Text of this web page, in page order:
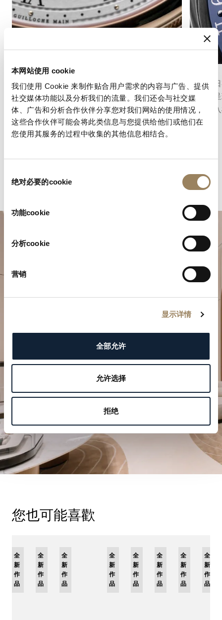
本网站使用 cookie
我们使用 Cookie 来制作贴合用户需求的内容与广告、提供
社交媒体功能以及分析我们的流量。我们还会与社交媒
体、广告和分析合作伙伴分享您对我们网站的使用情况，
这些合作伙伴可能会将此类信息与您提供给他们或他们在
您使用其服务的过程中收集的其他信息相结合。
绝对必要的cookie
功能cookie
分析cookie
营销
显示详情
全部允许
允许选择
拒绝
秒數顯示
秒針顯示功能可以精確地指示時間的流逝。根據
機芯的不同結構，它可以採用中央秒針或偏心小
秒盤，並融入錶盤的整體佈局之中。
腕錶的
曆盤來
準地融
衡。
於我們的精品店探索寶璣的製錶作品。
預約參觀
您也可能喜歡
全
新
作
品
全
新
作
品
全
新
作
品
全
新
作
品
全
新
作
品
全
新
作
品
全
新
作
品
全
新
作
品